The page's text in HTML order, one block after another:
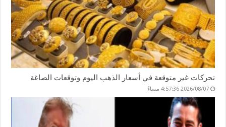
تحركات غير متوقعة في أسعار الذهب اليوم وتوقعات الصاغة
2026/08/07 4:57:36 مساءً